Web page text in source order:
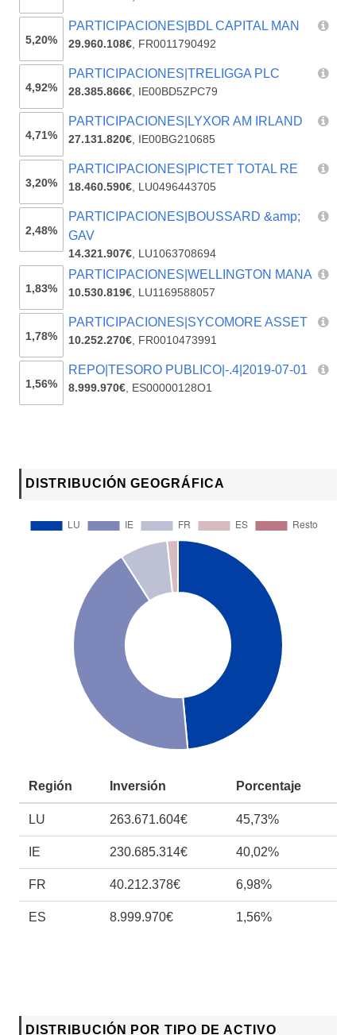
5,20%
PARTICIPACIONES|BDL CAPITAL MAN
29.960.108€, FR0011790492
4,92%
PARTICIPACIONES|TRELIGGA PLC
28.385.866€, IE00BD5ZPC79
4,71%
PARTICIPACIONES|LYXOR AM IRLAND
27.131.820€, IE00BG210685
3,20%
PARTICIPACIONES|PICTET TOTAL RE
18.460.590€, LU0496443705
2,48%
PARTICIPACIONES|BOUSSARD &amp;
GAV
14.321.907€, LU1063708694
1,83%
PARTICIPACIONES|WELLINGTON MANA
10.530.819€, LU1169588057
1,78%
PARTICIPACIONES|SYCOMORE ASSET
10.252.270€, FR0010473991
1,56%
REPO|TESORO PUBLICO|-.4|2019-07-01
8.999.970€, ES00000128O1
DISTRIBUCIÓN GEOGRÁFICA
Región Inversión Porcentaje
LU 263.671.604€ 45,73%
IE 230.685.314€ 40,02%
FR 40.212.378€ 6,98%
ES 8.999.970€ 1,56%
DISTRIBUCIÓN POR TIPO DE ACTIVO